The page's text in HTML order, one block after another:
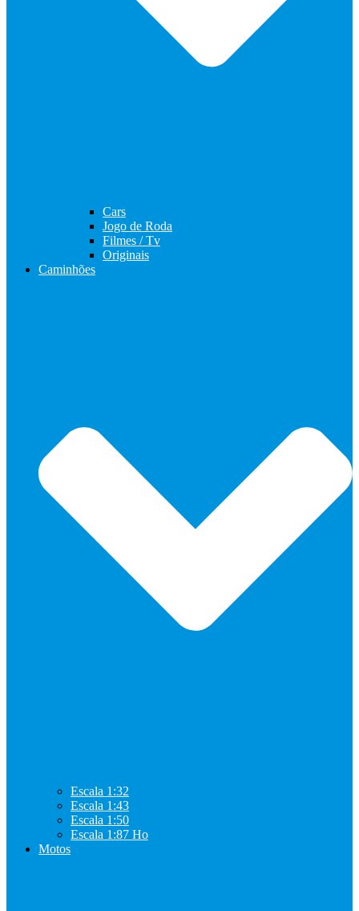
Cars
Jogo de Roda
Filmes / Tv
Originais
Caminhões
Escala 1:32
Escala 1:43
Escala 1:50
Escala 1:87 Ho
Motos